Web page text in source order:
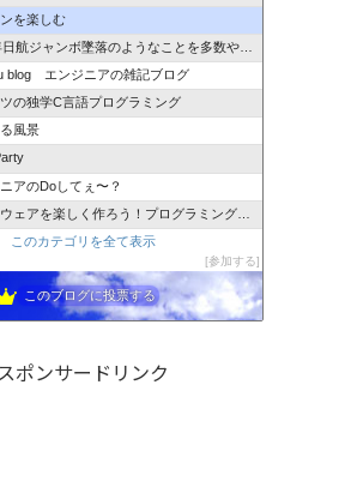
を楽しむ
航ジャンボ墜落のようなことを多数やらせるのは誰か
blog エンジニアの雑記ブログ
の独学C言語プログラミング
風景
アのDoしてぇ〜？
アを楽しく作ろう！プログラミング言語【C#】を学ぶ
このカテゴリを全て表示
参加する
このブログに投票する
スポンサードリンク